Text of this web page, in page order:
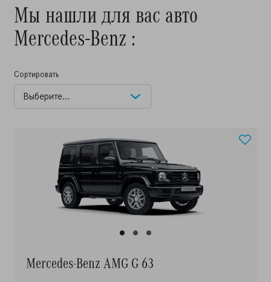
Мы нашли для вас авто
Mercedes-Benz :
Сортировать
Mercedes-Benz AMG G 63